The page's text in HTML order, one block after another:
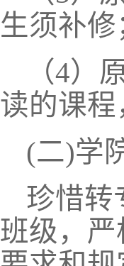
生须补修
（4）
读的课
(二)学
珍惜转
班级，